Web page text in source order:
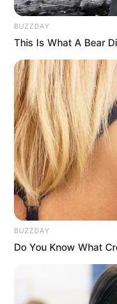
Halaman :
1 2
TAGS ANIME ANIME JEPANG
BUZZDAY
This Is What A Bear
BUZZDAY
Do You Know What